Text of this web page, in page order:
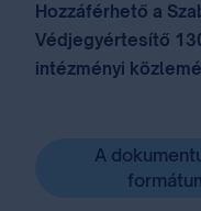
Hozzáférhető a
Védjegyértesítő
intézményi
A